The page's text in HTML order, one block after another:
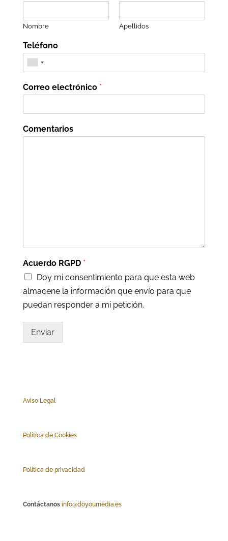
Nombre Apellidos
Teléfono
Correo electrónico *
Comentarios
Acuerdo RGPD *
Doy mi consentimiento para que esta web
almacene la información que envío para que
puedan responder a mi petición.
Enviar
Aviso Legal
Política de Cookies
Política de privacidad
Contáctanos info@doyoumedia.es